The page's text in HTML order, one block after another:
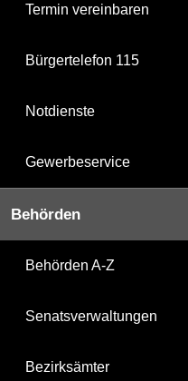
Termin vereinbaren
Bürgertelefon 115
Notdienste
Gewerbeservice
Behörden
Behörden A-Z
Senatsverwaltungen
Bezirksämter